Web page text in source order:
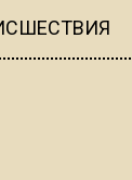
16:19